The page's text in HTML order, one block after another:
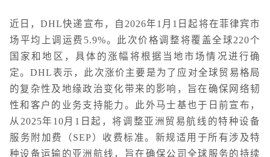
近日，DHL快递宣布，自2026年1月1日起将在菲律宾市
场平均上调运费5.9%。此次价格调整将覆盖全球220个
国家和地区，具体的涨幅将根据当地市场情况进行确
定。DHL表示，此次涨价主要是为了应对全球贸易格局
的复杂性及地缘政治变化带来的影响，旨在确保网络韧
性和客户的业务支持能力。此外马士基也于日前宣布，
从2025年10月1日起，将调整亚洲贸易航线的特种设备
服务附加费（SEP）收费标准。新规适用于所有涉及特
种设备运输的亚洲航线，旨在确保公司全球服务的持续